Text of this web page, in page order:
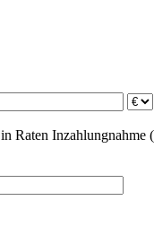
in Raten Inzahlungnahme